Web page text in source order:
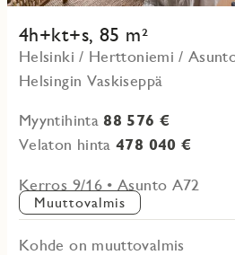
4h+kt+s, 85 m²
Helsinki / Herttoniemi /
Helsingin Vaskiseppä
Myyntihinta 88 576 €
Velaton hinta478 040 €
Kerros 9/16 • Asunto A72
Muuttovalmis
Kohde on muuttovalmis